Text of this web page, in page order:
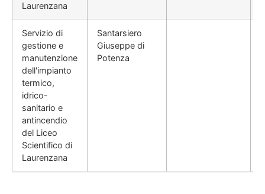
Laurenzana
Servizio di
gestione e
manutenzione
dell'impianto
termico,
idrico-
sanitario e
antincendio
del Liceo
Scientifico di
Laurenzana
Santarsiero
Giuseppe di
Potenza